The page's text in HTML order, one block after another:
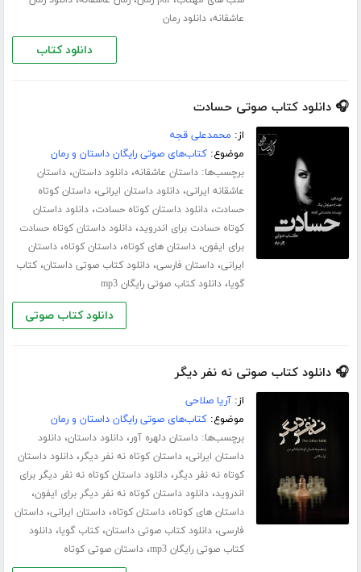
عاشقانه،دانلود رمان
دانلود کتاب
🎧 دانلود کتاب صوتی حسادت
از: محمدعلی قجه
موضوع:کتاب‌های صوتی رایگان داستان و رمان
برچسب‌ها:داستان عاشقانه،دانلود داستان،داستان
عاشقانه ایرانی،دانلود داستان ایرانی،داستان کوتاه
حسادت،دانلود داستان کوتاه حسادت،دانلود داستان
کوتاه حسادت برای اندروید،دانلود داستان کوتاه حسادت
برای ایفون،داستان های کوتاه،داستان کوتاه،داستان
ایرانی،داستان فارسی،دانلود کتاب صوتی داستان،کتاب
گویا،دانلود کتاب صوتی رایگان mp3
دانلود کتاب صوتی
🎧 دانلود کتاب صوتی نه نفر دیگر
از:آریا صلاحی
موضوع:کتاب‌های صوتی رایگان داستان و رمان
برچسب‌ها:داستان دلهره آور،دانلود داستان،دانلود
داستان ایرانی،داستان کوتاه نه نفر دیگر،دانلود داستان
کوتاه نه نفر دیگر،دانلود داستان کوتاه نه نفر دیگر برای
اندروید،دانلود داستان کوتاه نه نفر دیگر برای ایفون،
داستان های کوتاه،داستان کوتاه،داستان ایرانی،داستان
فارسی،دانلود کتاب صوتی داستان،کتاب گویا،دانلود
کتاب صوتی رایگان mp3
،داستان صوتی کوتاه